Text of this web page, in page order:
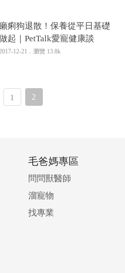
痢狗退散！保養從平日基礎
起｜PetTalk愛寵健康談
12-21．瀏覽 13.8k
1 2
毛爸媽專區
問問獸醫師
溜寵物
找專業